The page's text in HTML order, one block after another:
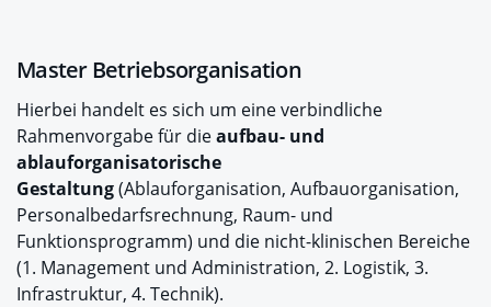
Master Betriebsorganisation
Hierbei handelt es sich um eine verbindliche
Rahmenvorgabe für dieaufbau- und
ablauforganisatorische
Gestaltung(Ablauforganisation, Aufbauorganisation,
Personalbedarfsrechnung, Raum- und
Funktionsprogramm) und die nicht-klinischen Bereiche
(1. Management und Administration, 2. Logistik, 3.
Infrastruktur, 4. Technik).